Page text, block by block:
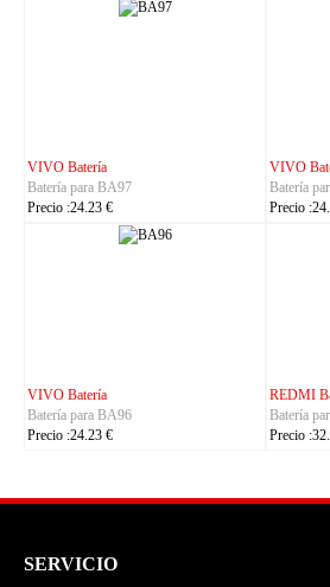
IHUNT Batería
Batería para Titan-P13000
Precio :30.23 €
CUBOT Batería
Batería para C35
Precio :24.23 €
SERVICIO